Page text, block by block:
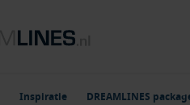
Inspiratie DREAMLINES